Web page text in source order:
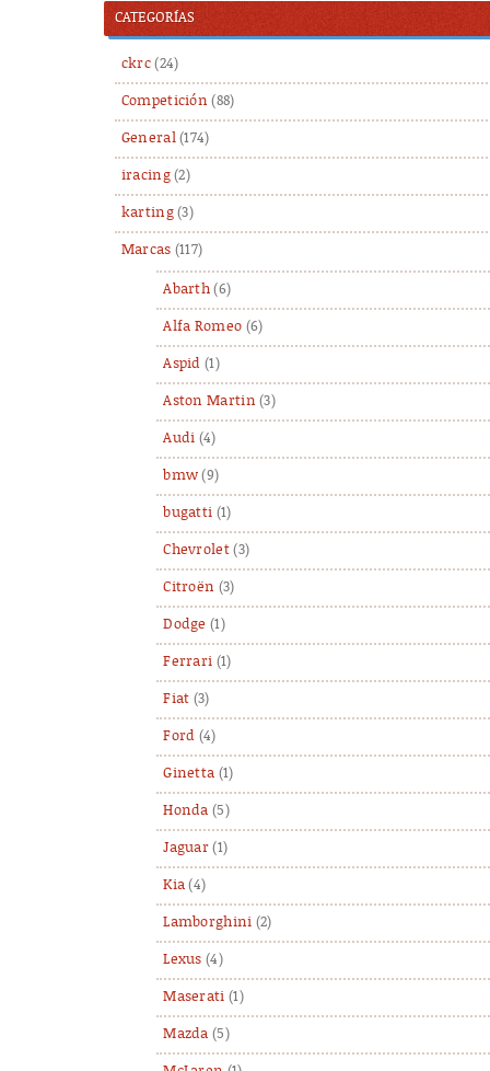
CATEGORÍAS
ckrc(24)
Competición (88)
General(174)
iracing(2)
karting(3)
Marcas (117)
Abarth (6)
Alfa Romeo (6)
Aspid (1)
Aston Martin (3)
Audi (4)
bmw (9)
bugatti (1)
Chevrolet(3)
Citroën (3)
Dodge (1)
Ferrari (1)
Fiat (3)
Ford (4)
Ginetta (1)
Honda (5)
Jaguar (1)
Kia (4)
Lamborghini (2)
Lexus (4)
Maserati (1)
Mazda (5)